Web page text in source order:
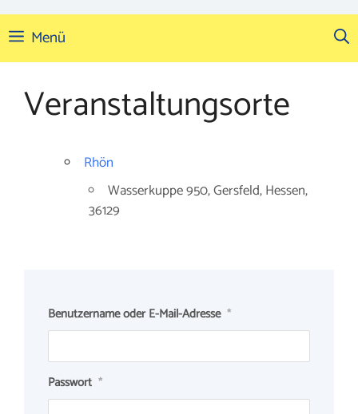
Menü
Veranstaltungsorte
Rhön
Wasserkuppe 950, Gersfeld, Hessen,
36129
Benutzername oder E-Mail-Adresse *
Passwort *